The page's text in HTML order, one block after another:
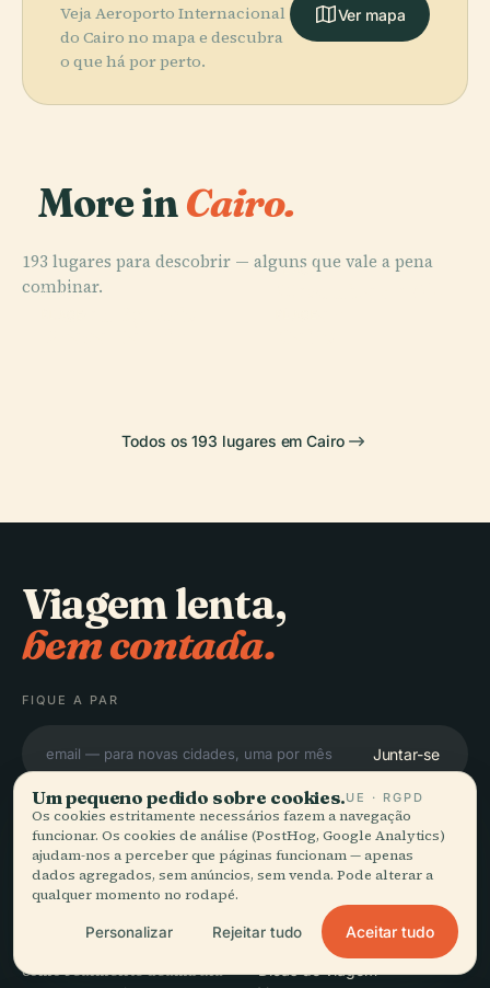
Veja Aeroporto Internacional
do Cairo no mapa e descubra
o que há por perto.
Ver mapa
More inCairo.
193 lugares para descobrir — alguns que vale a pena
combinar.
PLACE
PLACE
Todos os 193 lugares em Cairo
Viagem lenta,
bem contada.
FIQUE A PAR
Juntar-se
Audiala
Guias de áudio para a forma
como realmente deambula
Destinos
Dicas de viagem
Um pequeno pedido sobre cookies.UE · RGPD
Os cookies estritamente necessários fazem a navegação
funcionar. Os cookies de análise (PostHog, Google Analytics)
ajudam-nos a perceber que páginas funcionam — apenas
dados agregados, sem anúncios, sem venda. Pode alterar a
qualquer momento no rodapé.
Personalizar Rejeitar tudo Aceitar tudo